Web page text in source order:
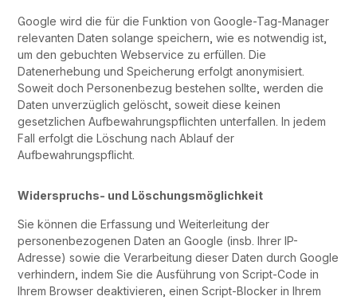
Google wird die für die Funktion von Google-Tag-Manager
relevanten Daten solange speichern, wie es notwendig ist,
um den gebuchten Webservice zu erfüllen. Die
Datenerhebung und Speicherung erfolgt anonymisiert.
Soweit doch Personenbezug bestehen sollte, werden die
Daten unverzüglich gelöscht, soweit diese keinen
gesetzlichen Aufbewahrungspflichten unterfallen. In jedem
Fall erfolgt die Löschung nach Ablauf der
Aufbewahrungspflicht.
Widerspruchs- und Löschungsmöglichkeit
Sie können die Erfassung und Weiterleitung der
personenbezogenen Daten an Google (insb. Ihrer IP-
Adresse) sowie die Verarbeitung dieser Daten durch Google
verhindern, indem Sie die Ausführung von Script-Code in
Ihrem Browser deaktivieren, einen Script-Blocker in Ihrem